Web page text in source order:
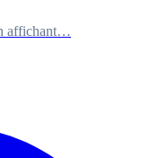
affichant…